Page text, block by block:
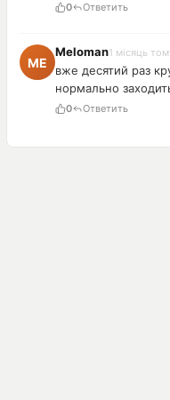
0 Ответить
Meloman1 місяць
вже десятий раз
нормально
0 Ответить